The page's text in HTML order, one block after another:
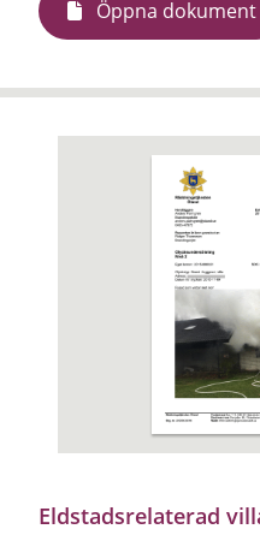
Öppna dokument
Eldstadsrelaterad